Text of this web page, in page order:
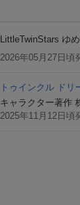
LittleTwinStars ゆ
2026年05月27日頃
トゥインクル ド
キャラクター著作
2025年11月12日頃